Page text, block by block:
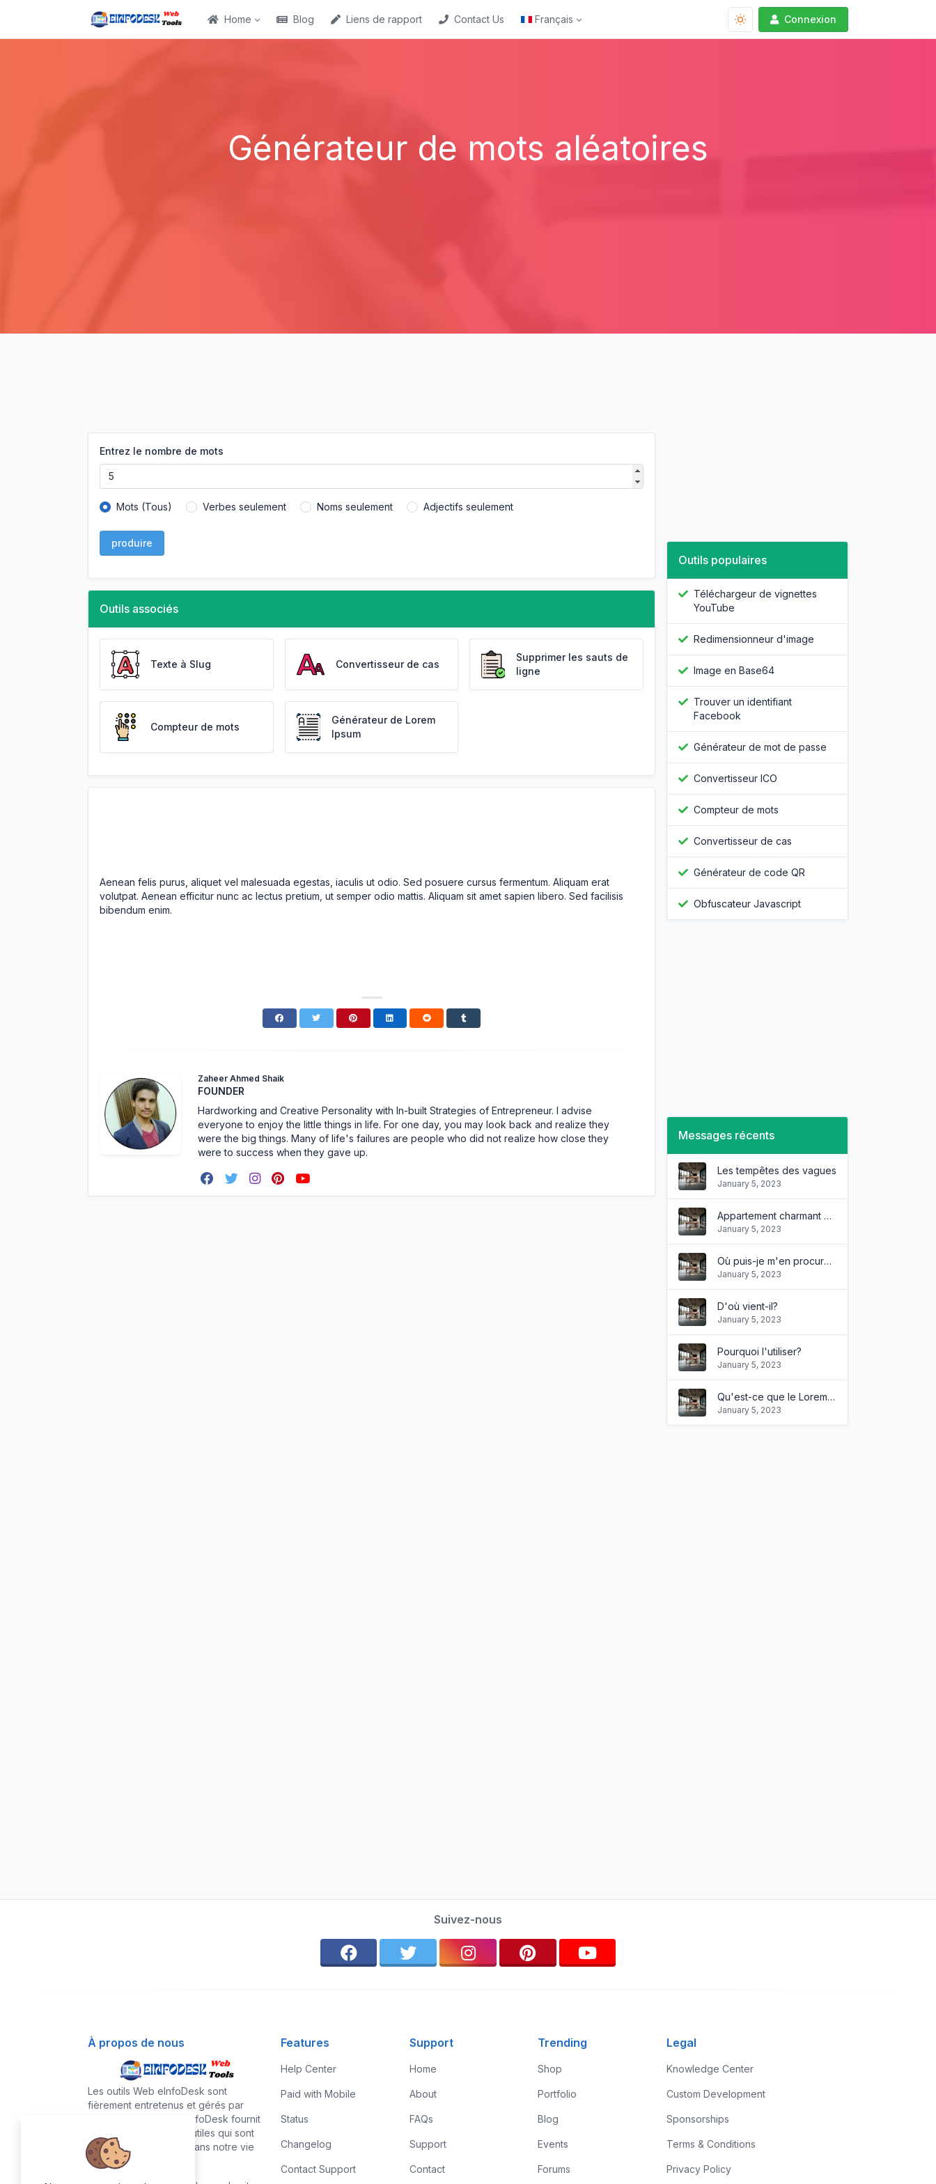
Connexion
Home Blog Liens de rapport Contact Us Français
Générateur de mots aléatoires
Entrez le nombre de mots
Mots (Tous) Verbes seulement Noms seulement Adjectifs seulement
produire
Outils associés
Texte à Slug Convertisseur de cas
Supprimer les sauts de
ligne
Compteur de mots
Générateur de Lorem
Ipsum
Aenean felis purus, aliquet vel malesuada egestas, iaculis ut odio. Sed posuere cursus fermentum. Aliquam erat
volutpat. Aenean efficitur nunc ac lectus pretium, ut semper odio mattis. Aliquam sit amet sapien libero. Sed facilisis
bibendum enim.
Zaheer Ahmed Shaik
FOUNDER
Hardworking and Creative Personality with In-built Strategies of Entrepreneur. I advise
everyone to enjoy the little things in life. For one day, you may look back and realize they
were the big things. Many of life's failures are people who did not realize how close they
were to success when they gave up.
Outils populaires
Téléchargeur de vignettes
YouTube
Redimensionneur d'image
Image en Base64
Trouver un identifiant
Facebook
Générateur de mot de passe
Convertisseur ICO
Compteur de mots
Convertisseur de cas
Générateur de code QR
Obfuscateur Javascript
Messages récents
Les tempêtes des vagues
January 5, 2023
Appartement charmant et confortable
January 5, 2023
Où puis-je m'en procurer?
January 5, 2023
D'où vient-il?
January 5, 2023
Pourquoi l'utiliser?
January 5, 2023
Qu'est-ce que le Lorem Ipsum?
January 5, 2023
Suivez-nous
À propos de nous
Les outils Web eInfoDesk sont
fièrement entretenus et gérés par
l'équipe eInfoDesk. eInfoDesk fournit
une collection d'outils utiles qui sont
utilisés régulièrement dans notre vie
quotidienne.
Features
Help Center
Paid with Mobile
Status
Changelog
Contact Support
Support
Home
About
FAQs
Support
Contact
Trending
Shop
Portfolio
Blog
Events
Forums
Legal
Knowledge Center
Custom Development
Sponsorships
Terms & Conditions
Privacy Policy